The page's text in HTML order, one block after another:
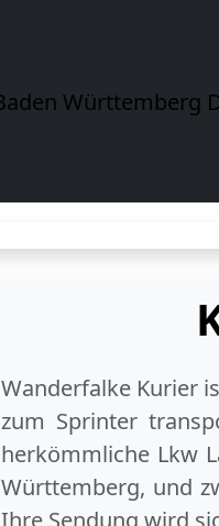
Wanderfalke Kurier
zum Sprinter
herkömmliche Lkw
Württemberg, und
Ihre Sendung wird